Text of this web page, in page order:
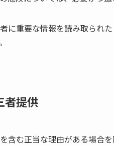
に重要な情報を読み取られ
者提供
含む正当な理由がある場合